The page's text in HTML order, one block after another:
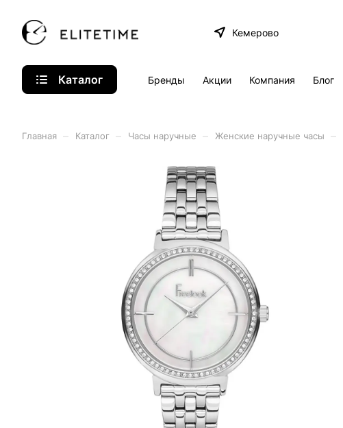
Кемерово
Каталог Бренды Акции Компания Блог
Главная Каталог Часы наручные Женские наручные часы